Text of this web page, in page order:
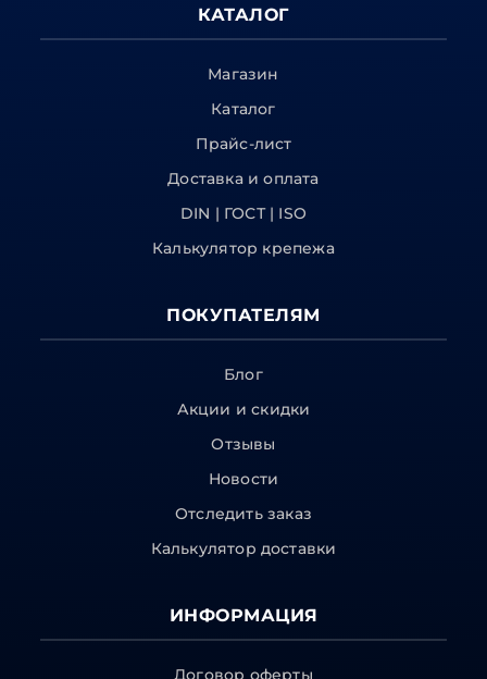
КАТАЛОГ
Магазин
Каталог
Прайс-лист
Доставка и оплата
DIN | ГОСТ | ISO
Калькулятор крепежа
ПОКУПАТЕЛЯМ
Блог
Акции и скидки
Отзывы
Новости
Отследить заказ
Калькулятор доставки
ИНФОРМАЦИЯ
Договор оферты